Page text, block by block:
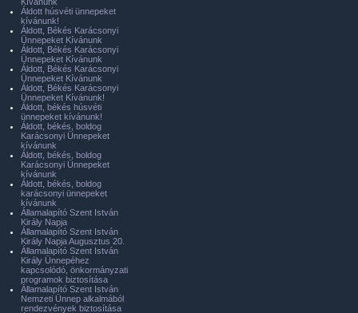
Áldott húsvéti ünnepeket
kívánunk!
Áldott, Békés Karácsonyi
Ünnepeket Kívánunk
Áldott, Békés Karácsonyi
Ünnepeket Kívánunk
Áldott, Békés Karácsonyi
Ünnepeket Kívánunk
Áldott, Békés Karácsonyi
Ünnepeket Kívánunk!
Áldott, békés húsvéti
ünnepeket kívánunk!
Áldott, békés, boldog
Karácsonyi Ünnepeket
kívánunk
Áldott, békés, boldog
Karácsonyi Ünnepeket
kívánunk
Áldott, békés, boldog
karácsonyi ünnepeket
kívánunk
Államalapító Szent István
Király Napja
Államalapító Szent István
Király Napja Augusztus 20.
Államalapító Szent István
Király Ünnepéhez
kapcsolódó, önkormányzati
programok biztosítása
Államalapító Szent István
Nemzeti Ünnep alkalmából
rendezvények biztosítása